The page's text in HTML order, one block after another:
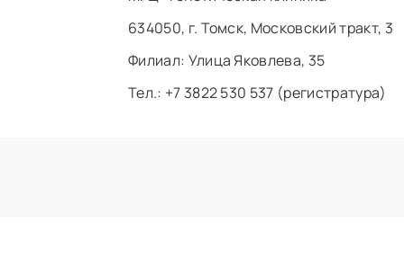
634050, г. Томск, Московский тракт, 3
Филиал: ​Улица Яковлева, 35
Тел.: +7 3822 530 537 (регистратура)